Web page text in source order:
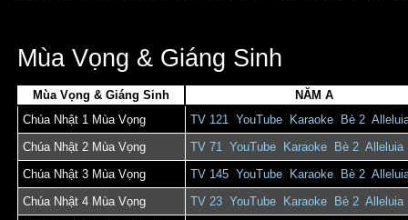
Mùa Vọng & Giáng Sinh
Mùa Vọng & Giáng Sinh
NĂM A
Chúa Nhật 1 Mùa Vọng
TV 121 YouTube Karaoke Bè 2
Chúa Nhật 2 Mùa Vọng
TV 71 YouTube Karaoke Bè 2 Alleluia
Chúa Nhật 3 Mùa Vọng
TV 145 YouTube Karaoke Bè 2
Chúa Nhật 4 Mùa Vọng
TV 23 YouTube Karaoke Bè 2 Alleluia